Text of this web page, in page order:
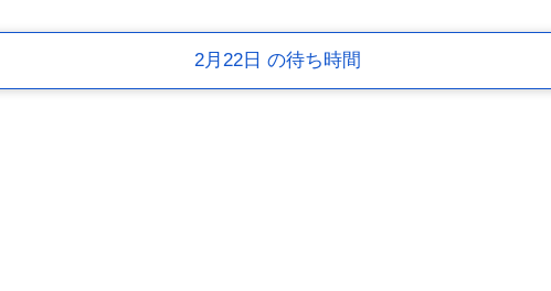
2月22日 の待ち時間